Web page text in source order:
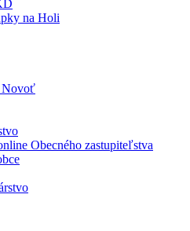
na Holi
Novoť
Obecného zastupiteľstva